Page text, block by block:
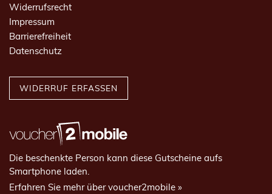
Widerrufsrecht
Impressum
Barrierefreiheit
Datenschutz
WIDERRUF ERFASSEN
Die beschenkte Person kann diese Gutscheine aufs
Smartphone laden.
Erfahren Sie mehr über voucher2mobile »